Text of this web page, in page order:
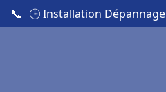
📞 🕒 Installation